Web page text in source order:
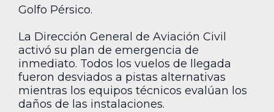
Golfo Pérsico.
La Dirección General de Aviación Civil
activó su plan de emergencia de
inmediato. Todos los vuelos de llegada
fueron desviados a pistas alternativas
mientras los equipos técnicos evalúan los
daños de las instalaciones.